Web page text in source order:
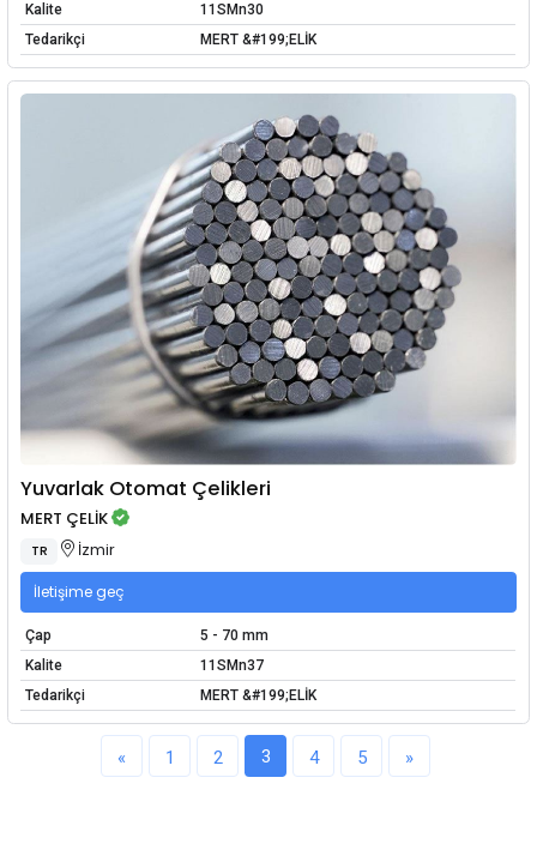
Kalite
11SMn30
Tedarikçi
MERT &#199;ELİK
Yuvarlak Otomat Çelikleri
MERT ÇELİK
TR İzmir
İletişime geç
Çap
5 - 70 mm
Kalite
11SMn37
Tedarikçi
MERT &#199;ELİK
« 1 2 3 4 5 »